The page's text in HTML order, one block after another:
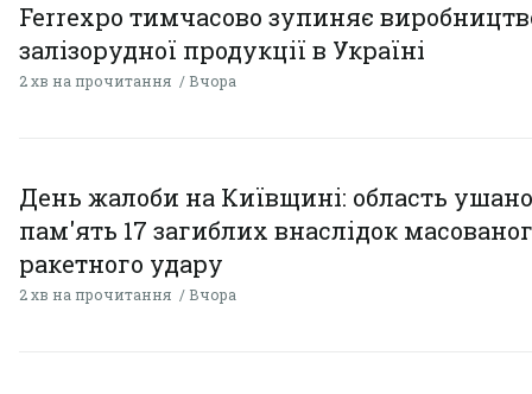
Ferrexpo тимчасово зупиняє
залізорудної продукції в Україні
2 хв на прочитання Вчора
День жалоби на Київщині: область
пам'ять 17 загиблих внаслідок
ракетного удару
2 хв на прочитання Вчора